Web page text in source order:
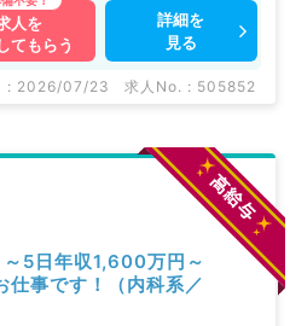
やクリニックなどの医療機
にお問合せ下さい。
人を
てもらう
詳細を
見る
: 2026/07/23 求人No. : 505852
～5日年収1,600万円～
事です！（内科系／